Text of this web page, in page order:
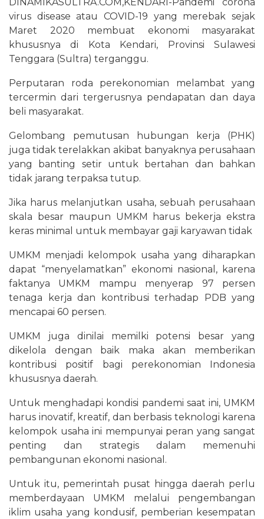
virus disease atau COVID-19 yang merebak sejak
Maret 2020 membuat ekonomi masyarakat
khususnya di Kota Kendari, Provinsi Sulawesi
Tenggara (Sultra) terganggu.
Perputaran roda perekonomian melambat yang
tercermin dari tergerusnya pendapatan dan daya
beli masyarakat.
​​​​​Gelombang pemutusan hubungan kerja (PHK)
juga tidak terelakkan akibat banyaknya perusahaan
yang banting setir untuk bertahan dan bahkan
tidak jarang terpaksa tutup.
Jika harus melanjutkan usaha, sebuah perusahaan
skala besar maupun UMKM harus bekerja ekstra
keras minimal untuk membayar gaji karyawan tidak
UMKM menjadi kelompok usaha yang diharapkan
dapat “menyelamatkan” ekonomi nasional, karena
faktanya UMKM mampu menyerap 97 persen
tenaga kerja dan kontribusi terhadap PDB yang
mencapai 60 persen.
UMKM juga dinilai memilki potensi besar yang
dikelola dengan baik maka akan memberikan
kontribusi positif bagi perekonomian Indonesia
khususnya daerah.
Untuk menghadapi kondisi pandemi saat ini, UMKM
harus inovatif, kreatif, dan berbasis teknologi karena
kelompok usaha ini mempunyai peran yang sangat
penting dan strategis dalam memenuhi
pembangunan ekonomi nasional.
Untuk itu, pemerintah pusat hingga daerah perlu
memberdayaan UMKM melalui pengembangan
iklim usaha yang kondusif, pemberian kesempatan